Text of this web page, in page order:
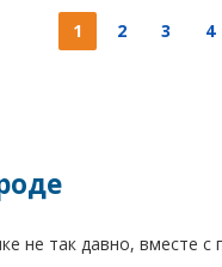
1 2 3 4
не так давно, вместе